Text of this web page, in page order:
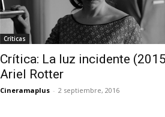
Críticas
Crítica: La luz incidente
Ariel Rotter
Cineramaplus - 2 septiembre, 2016